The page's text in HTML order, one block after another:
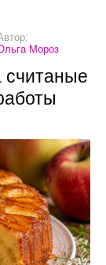
Мороз
считаные